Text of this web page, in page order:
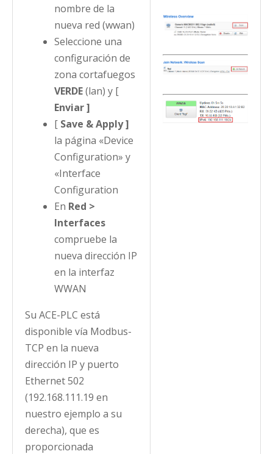
nombre de la
nueva red (wwan)
Seleccione una
configuración de
zona cortafuegos
VERDE(lan) y [
Enviar ]
[ Save & Apply ]
la página «Device
Configuration» y
«Interface
Configuration
En Red >
Interfaces
compruebe la
nueva dirección IP
en la interfaz
WWAN
Su ACE-PLC está
disponible vía Modbus-
TCP en la nueva
dirección IP y puerto
Ethernet 502
(192.168.111.19 en
nuestro ejemplo a su
derecha), que es
proporcionada